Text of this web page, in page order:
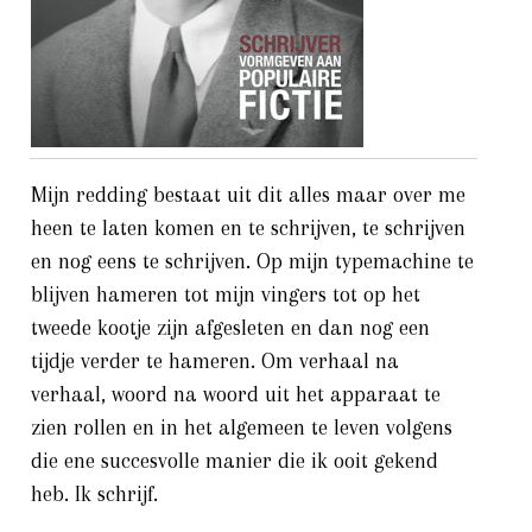
Mijn redding bestaat uit dit alles maar over me
heen te laten komen en te schrijven, te schrijven
en nog eens te schrijven. Op mijn typemachine te
blijven hameren tot mijn vingers tot op het
tweede kootje zijn afgesleten en dan nog een
tijdje verder te hameren. Om verhaal na
verhaal, woord na woord uit het apparaat te
zien rollen en in het algemeen te leven volgens
die ene succesvolle manier die ik ooit gekend
heb. Ik schrijf.